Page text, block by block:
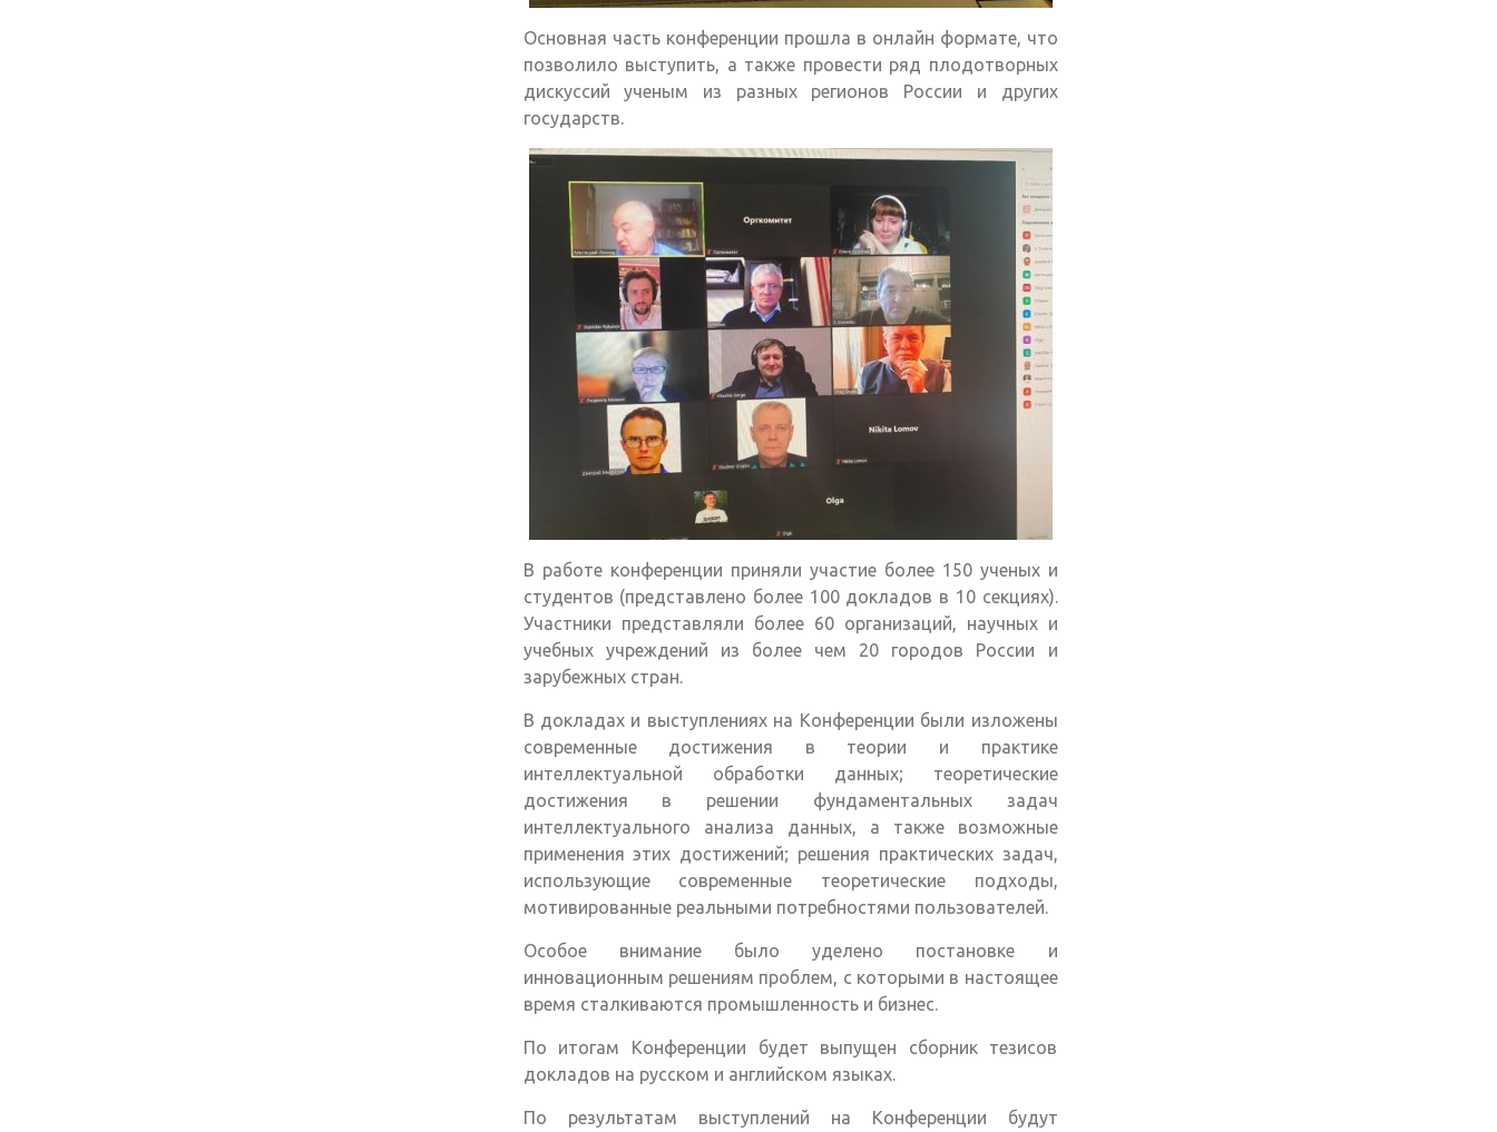
Основная часть конференции прошла в онлайн формате, что
позволило выступить, а также провести ряд плодотворных
дискуссий ученым из разных регионов России и других
государств.
В работе конференции приняли участие более 150 ученых и
студентов (представлено более 100 докладов в 10 секциях).
Участники представляли более 60 организаций, научных и
учебных учреждений из более чем 20 городов России и
зарубежных стран.
В докладах и выступлениях на Конференции были изложены
современные достижения в теории и практике
интеллектуальной обработки данных; теоретические
достижения в решении фундаментальных задач
интеллектуального анализа данных, а также возможные
применения этих достижений; решения практических задач,
использующие современные теоретические подходы,
мотивированные реальными потребностями пользователей.
Особое внимание было уделено постановке и
инновационным решениям проблем, с которыми в настоящее
время сталкиваются промышленность и бизнес.
По итогам Конференции будет выпущен сборник тезисов
докладов на русском и английском языках.
По результатам выступлений на Конференции будут